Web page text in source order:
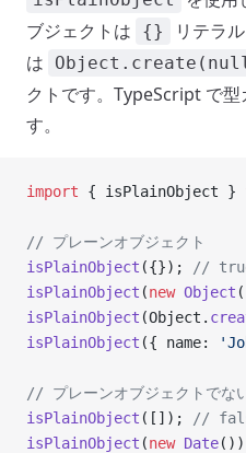
ブジェクトは
{} リテラル
は
クトです。TypeScript で
す。
import { isPlainObject }
// プレーンオブジェクト
isPlainObject ({});
//
isPlainObject (new Object
isPlainObject (Object.
isPlainObject ({ name:
// プレーンオブジェクトでな
isPlainObject ([]);
//
isPlainObject (new Date